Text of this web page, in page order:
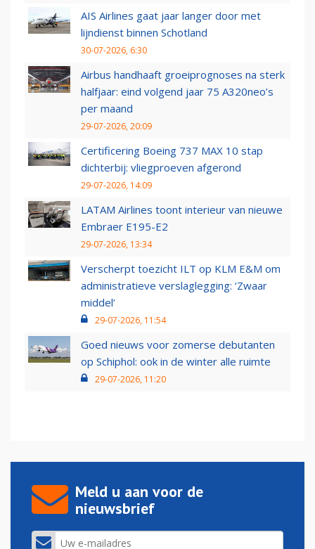
AIS Airlines gaat jaar langer door met
lijndienst binnen Schotland
30-07-2026, 6:30
Airbus handhaaft groeiprognoses na sterk
halfjaar: eind volgend jaar 75 A320neo’s
per maand
29-07-2026, 20:09
Certificering Boeing 737 MAX 10 stap
dichterbij: vliegproeven afgerond
29-07-2026, 14:09
LATAM Airlines toont interieur van nieuwe
Embraer E195-E2
29-07-2026, 13:34
Verscherpt toezicht ILT op KLM E&M om
administratieve verslaglegging: ‘Zwaar
middel’
29-07-2026, 11:54
Goed nieuws voor zomerse debutanten
op Schiphol: ook in de winter alle ruimte
29-07-2026, 11:20
Meld u aan voor de
nieuwsbrief